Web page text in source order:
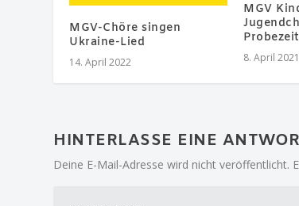
MGV-Chöre singen
Ukraine-Lied
14. April 2022
MGV
8. April 2021
HINTERLASSE EINE
Deine E-Mail-Adresse wird nicht veröffentlicht.